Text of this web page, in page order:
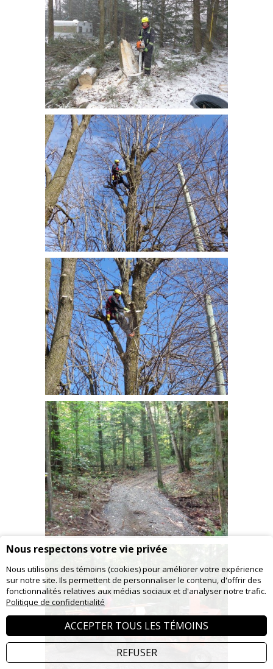
Nous respectons votre vie privée
Nous utilisons des témoins (cookies) pour améliorer votre expérience
sur notre site. Ils permettent de personnaliser le contenu, d'offrir des
fonctionnalités relatives aux médias sociaux et d'analyser notre trafic.
Politique de confidentialité
ACCEPTER TOUS LES TÉMOINS
REFUSER